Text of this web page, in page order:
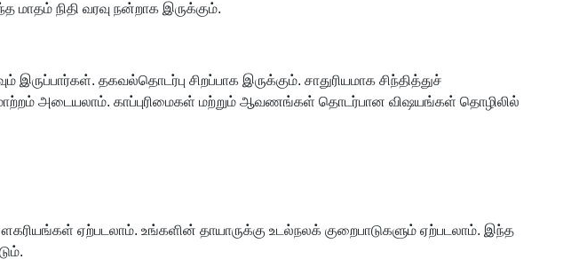
மாதம் நிதி வரவு நன்றாக இருக்கும்.
தகவல்தொடர்பு சிறப்பாக இருக்கும். சாதுரியமாக சிந்தித்துச்
அடையலாம். காப்புரிமைகள் மற்றும் ஆவணங்கள் தொடர்பான விஷயங்கள் தொழிலில்
ஏற்படலாம். உங்களின் தாயாருக்கு உடல்நலக் குறைபாடுகளும் ஏற்படலாம். இந்த